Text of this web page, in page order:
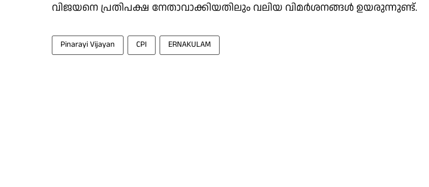
വിജയനെ പ്രതിപക്ഷ നേതാവാക്കിയതിലും വലിയ വിമർശനങ്ങൾ ഉയരുന്നുണ്ട്.
Pinarayi Vijayan CPI ERNAKULAM